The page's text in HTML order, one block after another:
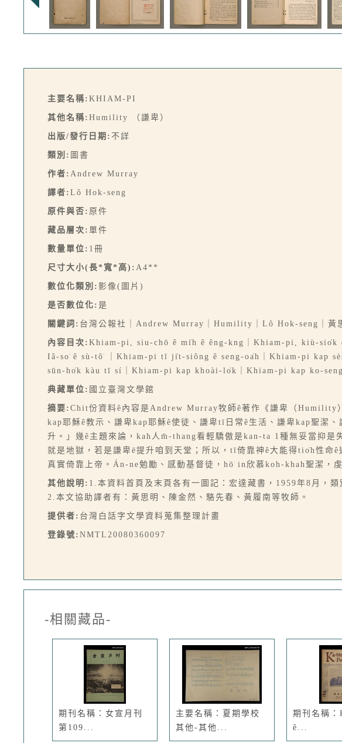
主要名稱: KHIAM-PI
其他名稱: Humility （謙卑）
出版/發行日期: 不詳
類別: 圖書
作者: Andrew Murray
譯者: Lô Hok-seng
原件與否: 原件
藏品層次: 單件
數量單位: 1冊
尺寸大小(長*寬*高): A4**
數位化類別: 影像(圖片)
是否數位化: 是
關鍵詞: 台灣公報社｜Andrew Murray｜Humility｜Lô Hok-seng｜黃
內容目次: Khiam-pi, siu-chō ê mi̍h ê êng-kng｜Khiam-pi, kiù-
Iâ-so͘ ê sù-tô͘ ｜Khiam-pi tī ji̍t-siông ê seng-oa̍h｜Khiam-pi kap
sūn-ho̍k kàu tī sí｜Khiam-pi kap khoài-lo̍k｜Khiam-pi kap ko-seng
典藏單位: 國立臺灣文學館
摘要: Chit份資料ê內容是Andrew Murray牧師ê著作《謙卑（Humility
kap耶穌ê教示、謙卑kap耶穌ê使徒、謙卑tī日常ê生活、謙卑kap聖潔
升。」幾ê主題來論，kah人m̄-thang看輕驕傲是kan-ta 1種無妥當抑
就是地獄，若是謙卑ē提升咱到天堂；所以，tī倚靠神ê大能得tio̍h性
真實倚靠上帝。Án-ne勉勵、感動基督徒，hō͘ in欣慕koh-khah聖潔，
其他說明: 1.本資料首頁及末頁各有一圖記：宏達藏書，1959年8月，類
2.本文協助譯者有：黃思明、陳金然、駱先春、黃履南等牧師。
提供者: 台灣白話字文學資料蒐集整理計畫
登錄號: NMTL20080360097
-相關藏品-
期刊名稱：女宣月刊
第109...
主要名稱：夏期學校
其他-其他...
期刊名稱：
ê...